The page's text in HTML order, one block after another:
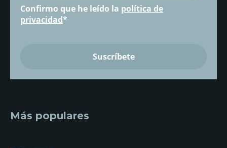
Confirmo que he leído la política de
privacidad*
Más populares